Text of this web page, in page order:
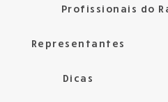
Profissionais do
Representantes
Dicas